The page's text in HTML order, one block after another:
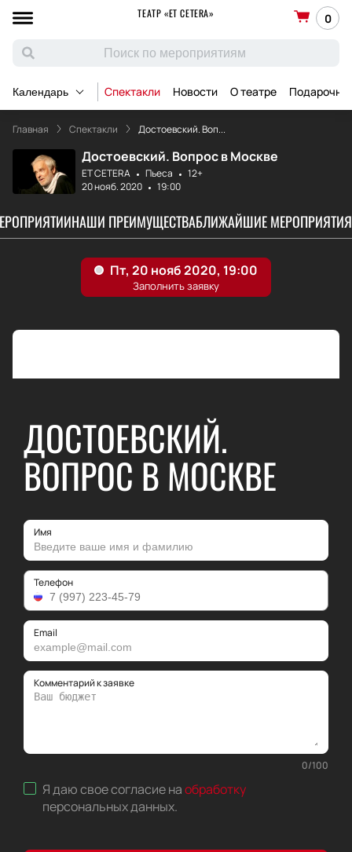
ТЕАТР «ET CETERA» 0
Календарь Спектакли Новости О театре
Главная Спектакли Достоевский. Воп...
Достоевский. Вопрос в Москве
ET CETERA Пьеса
12+
20 нояб. 2020
19:00
НАШИ ПРЕИМУЩЕСТВАБЛИЖАЙШИЕ МЕРОПРИЯТИЯ
ДОСТОЕВСКИЙ.
ВОПРОС В МОСКВЕ
Имя
Телефон
Email
Комментарий к заявке
0/100
Я даю свое согласие наобработку
персональных данных.